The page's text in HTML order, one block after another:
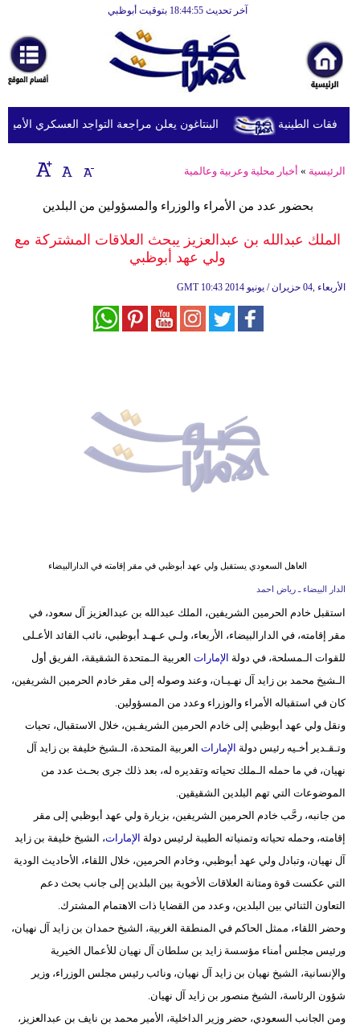
آخر تحديث 18:44:55 بتوقيت أبوظبي
أخبارعاجلة
رياضة
ثقافة
إقتصاد
وموسيقى
أزياء
علوم
وتكنولوجيا
مدوَّنات
سيارات
البنتاغون يعلن مراجعة التواجد العسكري
الرئيسية » أخبار محلية وعربية وعالمية
بحضور عدد من الأمراء والوزراء والمسؤولين من البلدين
الملك عبدالله بن عبدالعزيز يبحث العلاقات المشتركة مع
ولي عهد أبوظبي
GMT 10:43 2014 الأربعاء ,04 حزيران / يونيو
العاهل السعودي يستقبل ولي عهد أبوظبي في مقر إقامته في الدارالبيضاء
الدار البيضاء ـ رياض احمد
استقبل خادم الحرمين الشريفين، الملك عبدالله بن عبدالعزيز آل سعود، في
مقر إقامته، في الدارالبيضاء، الأربعاء، ولـي عـهـد أبوظبي، نائب القائد الأعـلى
للقوات الـمسلحة، في دولة الإمارات العربية الـمتحدة الشقيقة، الفريق أول
الـشيخ محمد بن زايد آل نهـيـان، وعند وصوله إلى مقر خادم الحرمين الشريفين،
كان في استقباله الأمراء والوزراء وعدد من المسؤولين.
ونقل ولي عهد أبوظبي إلى خادم الحرمين الشريفـين، خلال الاستقبال، تحيات
وتـقـدير أخـيه رئيس دولة الإمارات العربية المتحدة، الـشيخ خليفة بن زايد آل
نهيان، في ما حمله الـملك تحياته وتقديره له، بعد ذلك جرى بحـث عدد من
الموضوعات التي تهم البلدين الشقيقين.
من جانبه، رحَّب خادم الحرمين الشريفين، بزيارة ولي عهد أبوظبي إلى مقر
إقامته، وحمله تحياته وتمنياته الطيبة لرئيس دولة الإمارات، الشيخ خليفة بن زايد
آل نهيان، وتبادل ولي عهد أبوظبي، وخادم الحرمين، خلال اللقاء، الأحاديث الودية
التي عكست قوة ومتانة العلاقات الأخوية بين البلدين إلى جانب بحث دعم
التعاون الثنائي بين البلدين، وعدد من القضايا ذات الاهتمام المشترك.
وحضر اللقاء، ممثل الحاكم في المنطقة الغربية، الشيخ حمدان بن زايد آل نهيان،
ورئيس مجلس أمناء مؤسسة زايد بن سلطان آل نهيان للأعمال الخيرية
والإنسانية، الشيخ نهيان بن زايد آل نهيان، ونائب رئيس مجلس الوزراء، وزير
شؤون الرئاسة، الشيخ منصور بن زايد آل نهيان.
ومن الجانب السعودي، حضر وزير الداخلية، الأمير محمد بن نايف بن عبدالعزيز،